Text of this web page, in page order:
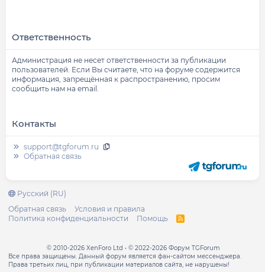
Ответственность
Администрация не несет ответственности за публикации
пользователей. Если Вы считаете, что на форуме содержится
информация, запрещённая к распространению, просим
сообщить нам на email.
Контакты
support@tgforum.ru
Обратная связь
Русский (RU)
Обратная связь
Условия и правила
Политика конфиденциальности
Помощь
R
© 2010-2026 XenForo Ltd
© 2022-2026 Форум TGForum
Все права защищены. Данный форум является фан-сайтом мессенджера.
Права третьих лиц, при публикации материалов сайта, не нарушены!